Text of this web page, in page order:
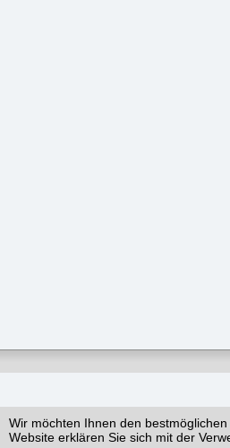
Wir möchten Ihnen den
Website erklären Sie sich mit der